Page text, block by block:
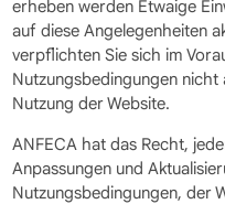
erheben werden Etwaige
auf diese Angelegenheiten
verpflichten Sie sich im
Nutzungsbedingungen
Nutzung der Website.
ANFECA hat das Recht,
Anpassungen und
Nutzungsbedingungen, der